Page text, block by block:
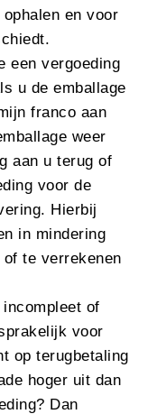
en voor
een vergoeding
u de emballage
franco aan
weer
aan u terug of
voor de
Hierbij
in mindering
te verrekenen
of
voor
op terugbetaling
hoger uit dan
Dan